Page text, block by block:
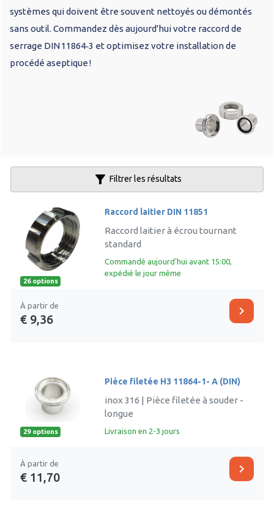
systèmes qui doivent être souvent nettoyés ou démontés
sans outil. Commandez dès aujourd'hui votre raccord de
serrage DIN 11864‑3 et optimisez votre installation de
procédé aseptique !
filter_alt Filtrer les résultats
26 options
Raccord laitier DIN 11851
Raccord laitier à écrou tournant
standard
Commandé aujourd'hui avant 15:00,
expédié le jour même
À partir de
€ 9,36
chevron_right
29 options
Pièce filetée H3 11864-1- A (DIN)
inox 316 | Pièce filetée à souder -
longue
Livraison en 2-3 jours
À partir de
€ 11,70
chevron_right